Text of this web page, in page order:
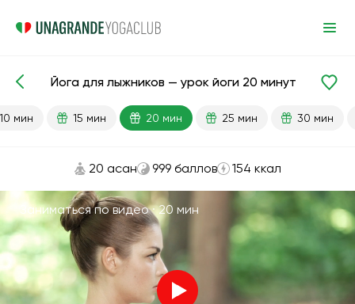
Готовые уроки Спорт
Йога для лыжников — урок йоги 20 минут
10 мин 15 мин 20 мин 25 мин 30 мин
20 асан 999 баллов 154 ккал
Заниматься по видео ·20 мин